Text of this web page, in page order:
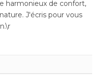
harmonieux de confort,
J'écris pour vous